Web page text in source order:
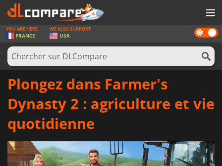
JEUX
CARTES PRÉPAYÉES
LOGICIELS
CONCOURS
MATÉRIEL
NEWS
SE CONNECTER OU S'INSCRIRE
Dark
mode
YOU ARE HERE
FRANCE
WE ALSO SUPPORT
USA
Plongez dans Farmer's
Dynasty 2 : agriculture et vie
quotidienne